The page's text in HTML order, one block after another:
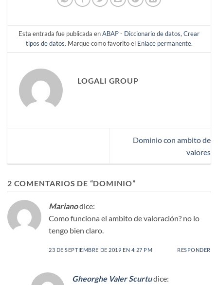
Esta entrada fue publicada enABAP - Diccionario de datos, Crear
tipos de datos. Marque como favorito el Enlace permanente.
LOGALI GROUP
Dominio con ambito de
valores
2 COMENTARIOS DE “DOMINIO”
Marianodice:
Como funciona el ambito de valoración? no lo
tengo bien claro.
23 DE SEPTIEMBRE DE 2019 EN 4:27 PM RESPONDER
Gheorghe Valer Scurtudice: